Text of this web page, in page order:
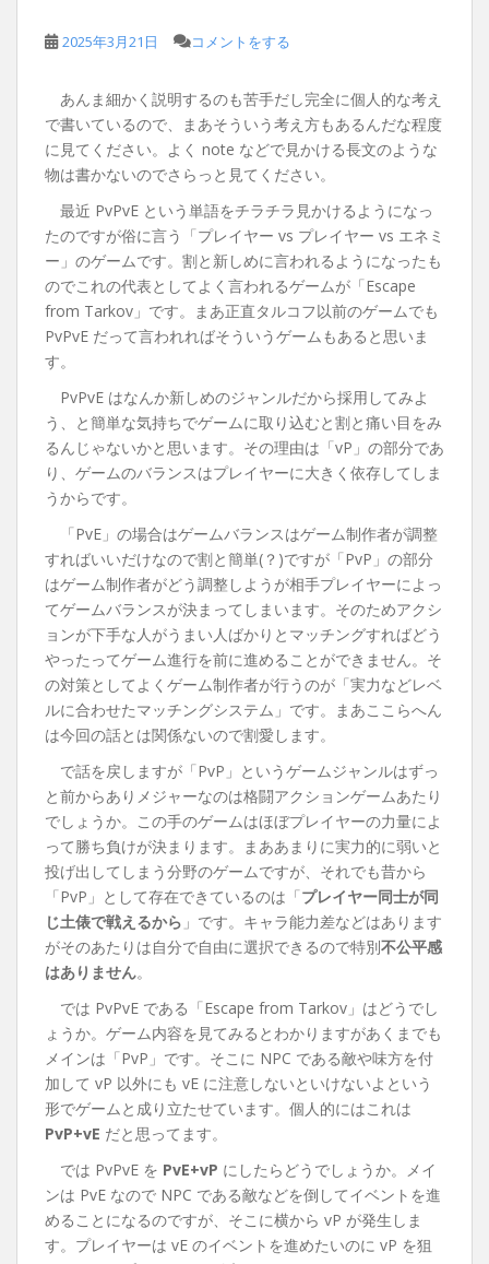
2025年3月21日 コメントをする
あんま細かく説明するのも苦手だし完全に個人的な考え
で書いているので、まあそういう考え方もあるんだな程度
に見てください。よく note などで見かける長文のような
物は書かないのでさらっと見てください。
最近 PvPvE という単語をチラチラ見かけるようになっ
たのですが俗に言う「プレイヤー vs プレイヤー vs エネミ
ー」のゲームです。割と新しめに言われるようになったも
のでこれの代表としてよく言われるゲームが「Escape
from Tarkov」です。まあ正直タルコフ以前のゲームでも
PvPvE だって言われればそういうゲームもあると思いま
す。
PvPvE はなんか新しめのジャンルだから採用してみよ
う、と簡単な気持ちでゲームに取り込むと割と痛い目をみ
るんじゃないかと思います。その理由は「vP」の部分であ
り、ゲームのバランスはプレイヤーに大きく依存してしま
うからです。
「PvE」の場合はゲームバランスはゲーム制作者が調整
すればいいだけなので割と簡単(？)ですが「PvP」の部分
はゲーム制作者がどう調整しようが相手プレイヤーによっ
てゲームバランスが決まってしまいます。そのためアクシ
ョンが下手な人がうまい人ばかりとマッチングすればどう
やったってゲーム進行を前に進めることができません。そ
の対策としてよくゲーム制作者が行うのが「実力などレベ
ルに合わせたマッチングシステム」です。まあここらへん
は今回の話とは関係ないので割愛します。
で話を戻しますが「PvP」というゲームジャンルはずっ
と前からありメジャーなのは格闘アクションゲームあたり
でしょうか。この手のゲームはほぼプレイヤーの力量によ
って勝ち負けが決まります。まああまりに実力的に弱いと
投げ出してしまう分野のゲームですが、それでも昔から
「PvP」として存在できているのは「プレイヤー同士が同
じ土俵で戦えるから 」です。キャラ能力差などはあります
がそのあたりは自分で自由に選択できるので特別不公平感
はありません。
では PvPvE である「Escape from Tarkov」はどうでし
ょうか。ゲーム内容を見てみるとわかりますがあくまでも
メインは「PvP」です。そこに NPC である敵や味方を付
加して vP 以外にも vE に注意しないといけないよという
形でゲームと成り立たせています。個人的にはこれは
PvP+vE だと思ってます。
では PvPvE を PvE+vP にしたらどうでしょうか。メイ
ンは PvE なので NPC である敵などを倒してイベントを進
めることになるのですが、そこに横から vP が発生しま
す。プレイヤーは vE のイベントを進めたいのに vP を狙